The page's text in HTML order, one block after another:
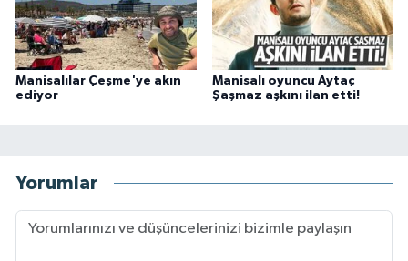
Manisalılar Çeşme'ye akın
ediyor
Manisalı oyuncu Aytaç
Şaşmaz aşkını ilan etti!
Yorumlar